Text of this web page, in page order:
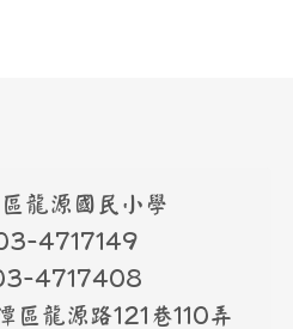
龍源國民小學
4717149
4717408
龍源路121巷110弄